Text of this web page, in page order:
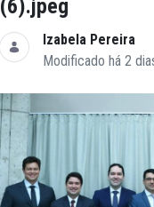
(6).jpeg
Izabela Pereira
Modificado há 2